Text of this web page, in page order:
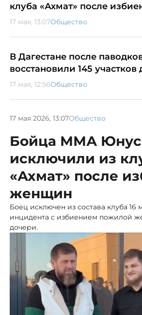
клуба «Ахмат» после
17 мая, 13:07Общество
В Дагестане после
восстановили 145 участков
17 мая, 12:56Общество
17 мая 2026, 13:07Общество
Бойца ММА
исключили из
«Ахмат» после
женщин
Боец исключен из состава клуба 16
инцидента с избиением пожилой
дочери.